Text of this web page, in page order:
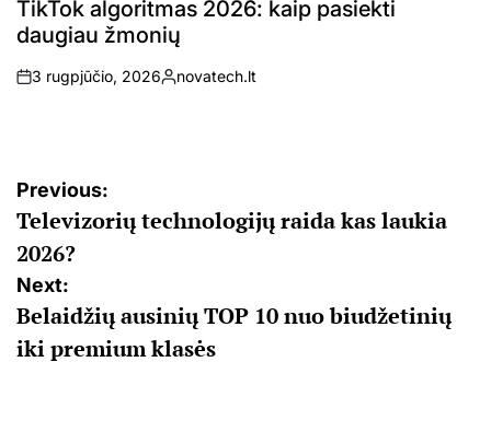
TikTok algoritmas 2026: kaip pasiekti
daugiau žmonių
on
3 rugpjūčio, 2026
Posted
novatech.lt
Navigacija
tarp
įrašų
Previous:
Televizorių technologijų raida kas laukia
2026?
Next:
Belaidžių ausinių TOP 10 nuo biudžetinių
iki premium klasės